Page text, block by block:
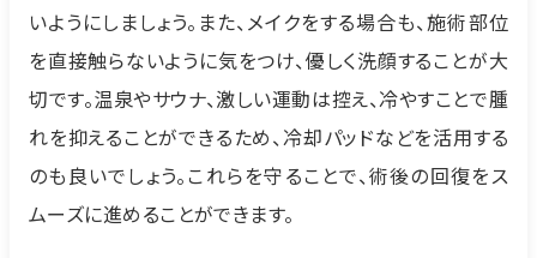
いようにしましょう。また、メイクをする場合も、施術部位
を直接触らないように気をつけ、優しく洗顔することが大
切です。温泉やサウナ、激しい運動は控え、冷やすことで腫
れを抑えることができるため、冷却パッドなどを活用する
のも良いでしょう。これらを守ることで、術後の回復をス
ムーズに進めることができます。